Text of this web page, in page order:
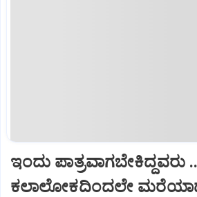
ಇಂದು ಪಾತ್ರವಾಗಬೇಕಿದ್ದವರು ..
ಕಲಾಲೋಕದಿಂದಲೇ